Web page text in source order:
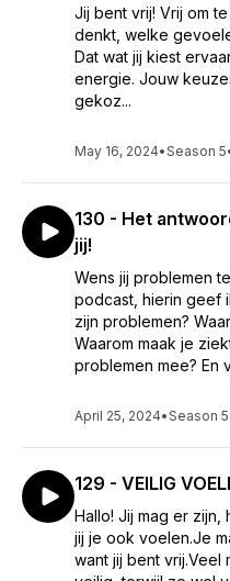
Jij bent vrij! Vrij om
denkt, welke
Dat wat jij kiest
energie. Jouw
gekoz...
May 16, 2024•Season 5
130 - Het
jij!
Wens jij problemen
podcast, hierin geef
zijn problemen?
Waarom maak je
problemen mee? En
April 25, 2024•Season 5
129 - VEILIG
Hallo! Jij mag er zijn,
jij je ook voelen.Je
want jij bent vrij.Veel